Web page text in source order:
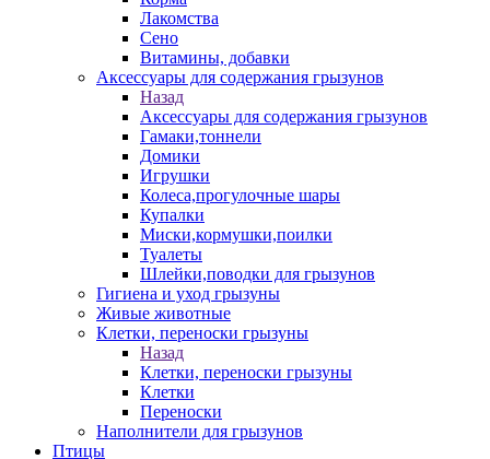
Лакомства
Сено
Витамины, добавки
Аксессуары для содержания грызунов
Назад
Аксессуары для содержания грызунов
Гамаки,тоннели
Домики
Игрушки
Колеса,прогулочные шары
Купалки
Миски,кормушки,поилки
Туалеты
Шлейки,поводки для грызунов
Гигиена и уход грызуны
Живые животные
Клетки, переноски грызуны
Назад
Клетки, переноски грызуны
Клетки
Переноски
Наполнители для грызунов
Птицы